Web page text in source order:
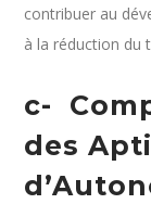
contribuer au
à la réduction du
c-
des